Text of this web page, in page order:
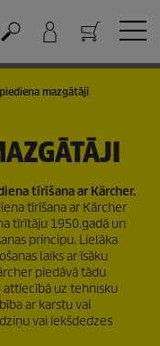
mazgātāji
tīrīšana ar Kärcher.
tīrīšana ar Kärcher
tīrītāju 1950.gadā un
principu. Lielāka
laiks ar īsāku
piedāvā tādu
uz tehnisku
ar karstu vai
vai iekšdedzes